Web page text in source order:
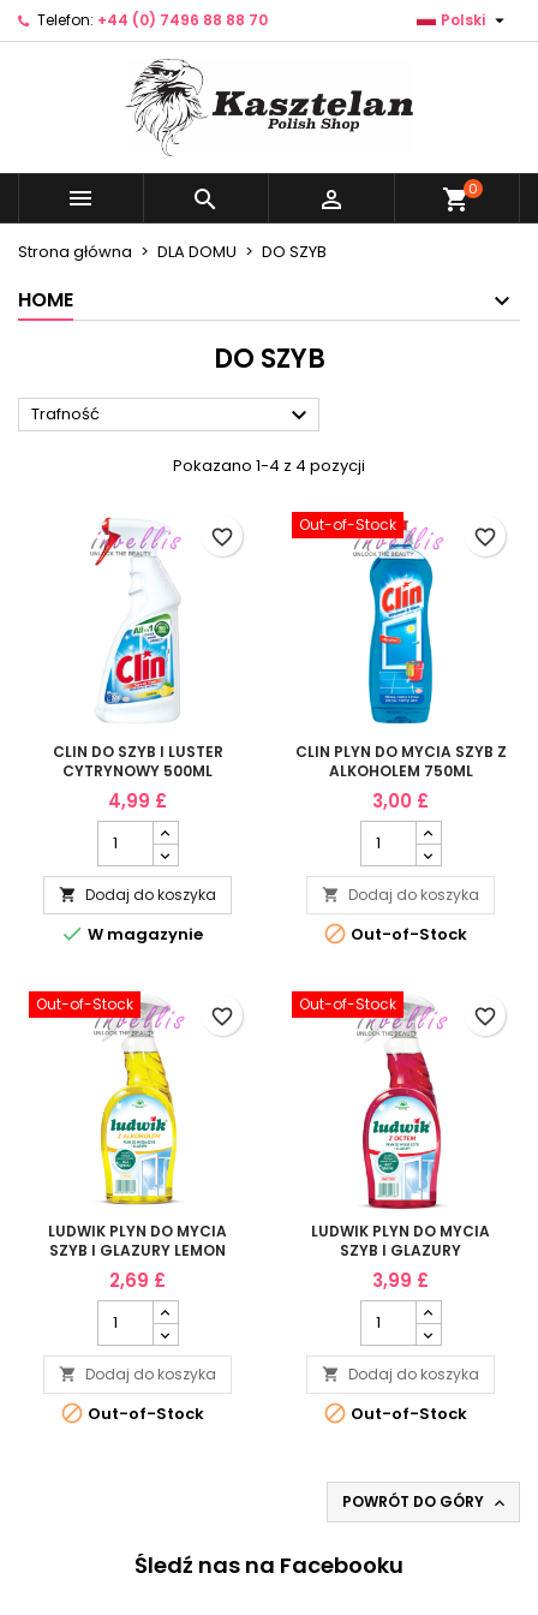
Telefon: +44 (0) 7496 88 88 70 Polski 
   shopping_cart0
Strona główna DLA DOMU DO SZYB
HOME
DO SZYB
Trafność 
Pokazano 1-4 z 4 pozycji
CLIN DO SZYB I LUSTER
CYTRYNOWY 500ML
4,99 £
 Dodaj do koszyka
 W magazynie
favorite_border
Out-of-Stock
CLIN PLYN DO MYCIA SZYB Z
ALKOHOLEM 750ML
3,00 £
 Dodaj do koszyka
 Out-of-Stock
favorite_border
Out-of-Stock
LUDWIK PLYN DO MYCIA
SZYB I GLAZURY LEMON
750GL
2,69 £
 Dodaj do koszyka
 Out-of-Stock
favorite_border
Out-of-Stock
LUDWIK PLYN DO MYCIA
SZYB I GLAZURY
GRAPEFRUIT 600ML
3,99 £
 Dodaj do koszyka
 Out-of-Stock
favorite_border
POWRÓT DO GÓRY 
Śledź nas na Facebooku
Dodaj do listy życzeń ×
Utwórz nową listę
((modalTitle)) ×
((confirmMessage))
((modalDeleteText))
Utwórz listę życzeń ×
Nazwa listy życzeń
Zaloguj się ×
Musisz być zalogowany by zapisać produkty na
swojej liście życzeń.
Anuluj Zaloguj się